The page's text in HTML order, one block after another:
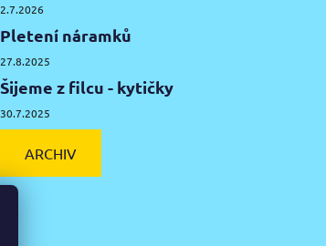
2.7.2026
Pletení náramků
27.8.2025
Šijeme z filcu - kytičky
30.7.2025
ARCHIV